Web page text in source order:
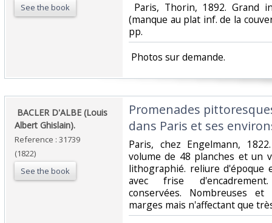
See the book
Paris, Thorin, 1892. Grand
(manque au plat inf. de la
pp. ‎
‎ Photos sur demande.‎
‎ BACLER D'ALBE (Louis
Albert Ghislain).‎
Reference : 31739
(1822)
See the book
‎Promenades
dans Paris et ses
‎Paris, chez Engelmann,
volume de 48 planches et un
lithographié. reliure d'époque
avec frise
conservées. Nombreuses
marges mais n'affectant que